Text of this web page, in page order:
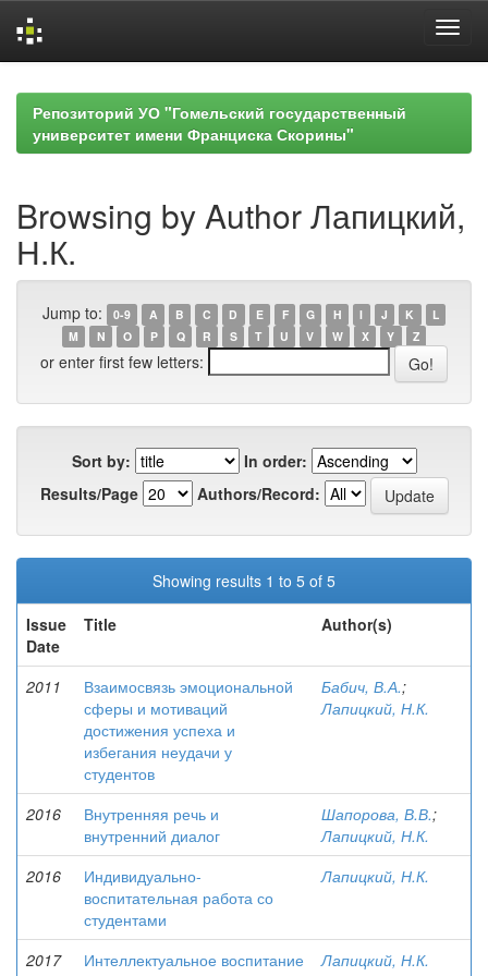
navigationРепозиторий УО "Гомельский государственный
университет имени Франциска Скорины"
Browsing by Author Лапицкий,
Н.К.
Jump to: 0-9 A B C D E F G H I J K
L
M
N O P Q R S T U V W X Y Z
or enter first few letters:
Sort by:
In order:
Results/Page
Authors/Record:
Showing results 1 to 5 of 5
Issue
Date
Title Author(s)
2011
Взаимосвязь эмоциональной
сферы и мотиваций
достижения успеха и
избегания неудачи у
студентов
Бабич, В.А.;
Лапицкий, Н.К.
2016
Внутренняя речь и
внутренний диалог
Шапорова, В.В.;
Лапицкий, Н.К.
2016
Индивидуально-
воспитательная работа со
студентами
Лапицкий, Н.К.
2017
Интеллектуальное воспитание
Лапицкий, Н.К.